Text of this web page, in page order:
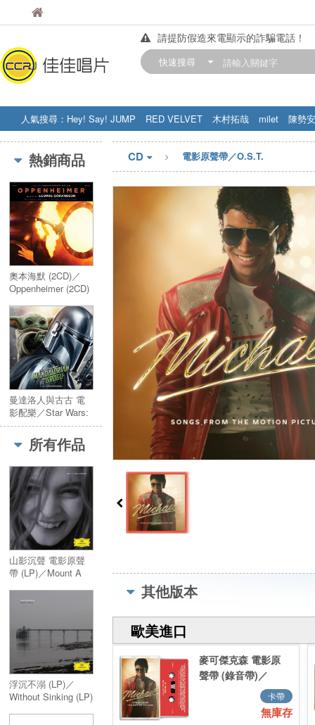
佳佳唱片
請提防假造來電顯示的詐騙電話！
【中華門市營業時間調整公告】
快速搜尋
人氣搜尋： Hey! Say! JUMP RED VELVET 木村拓哉 milet
陳勢安
STRAY KIDS
盧廣仲 周杰伦
熱銷商品
奧本海默 (2CD)／
Oppenheimer (2CD)
曼達洛人與古古 電
影配樂／Star Wars:
The Mandalorian
and Grogu (Original
Motion Picture
Soundtrack)
所有作品
山影沉聲 電影原聲
帶 (LP)／Mount A
浮沉不溺 (LP)／
Without Sinking (LP)
CD 電影原聲帶／O.S.T.
其他版本
歐美進口
麥可傑克森 電影原
聲帶 (錄音帶)／
Michael : Songs
From the Motion
Picture (Cassette)
卡帶
無庫存